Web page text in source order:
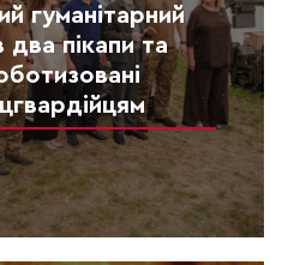
гуманітарний
пікапи та